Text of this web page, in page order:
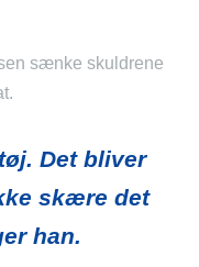
sænke skuldrene
Det bliver
skære det
han.